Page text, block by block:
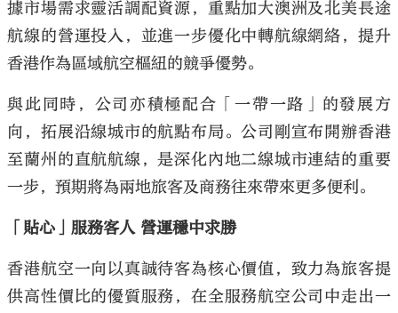
據市場需求靈活調配資源，重點加大澳洲及北美長途
航線的營運投入，並進一步優化中轉航線網絡，提升
香港作為區域航空樞紐的競爭優勢。
與此同時，公司亦積極配合「一帶一路」的發展方
向，拓展沿線城市的航點布局。公司剛宣布開辦香港
至蘭州的直航航線，是深化內地二線城市連結的重要
一步，預期將為兩地旅客及商務往來帶來更多便利。
「貼心」服務客人 營運穩中求勝
香港航空一向以真誠待客為核心價值，致力為旅客提
供高性價比的優質服務，在全服務航空公司中走出一